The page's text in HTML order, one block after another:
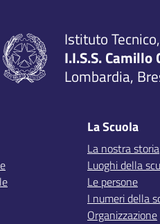
Istituto
I.I.S.S. Camillo
Lombardia,
La Scuola
La nostra storia
Luoghi della
Le persone
I numeri della
Organizzazione